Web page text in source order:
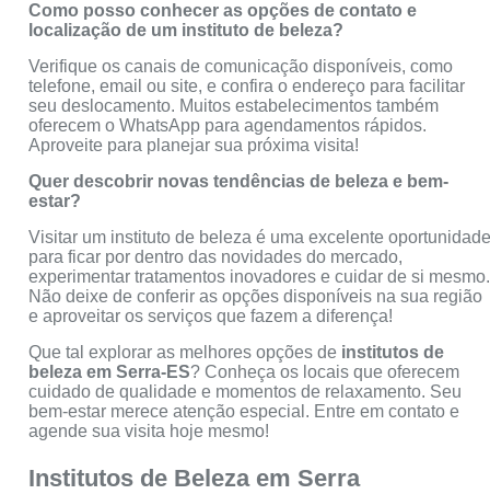
Como posso conhecer as opções de contato e
localização de um instituto de beleza?
Verifique os canais de comunicação disponíveis, como
telefone, email ou site, e confira o endereço para facilitar
seu deslocamento. Muitos estabelecimentos também
oferecem o WhatsApp para agendamentos rápidos.
Aproveite para planejar sua próxima visita!
Quer descobrir novas tendências de beleza e bem-
estar?
Visitar um instituto de beleza é uma excelente
para ficar por dentro das novidades do mercado,
experimentar tratamentos inovadores e cuidar de si mesmo.
Não deixe de conferir as opções disponíveis na sua região
e aproveitar os serviços que fazem a diferença!
Que tal explorar as melhores opções de institutos de
beleza em Serra-ES? Conheça os locais que oferecem
cuidado de qualidade e momentos de relaxamento. Seu
bem-estar merece atenção especial. Entre em contato e
agende sua visita hoje mesmo!
Institutos de Beleza em Serra